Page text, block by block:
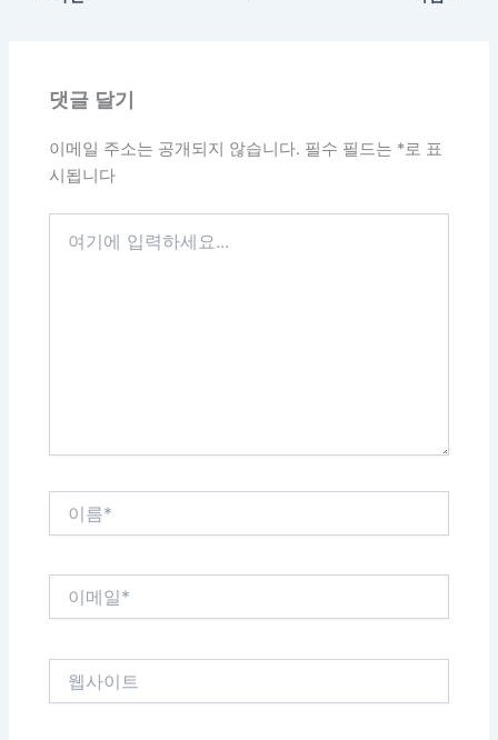
댓글 달기
이메일 주소는 공개되지 않습니다. 필수 필드는 *로 표
시됩니다